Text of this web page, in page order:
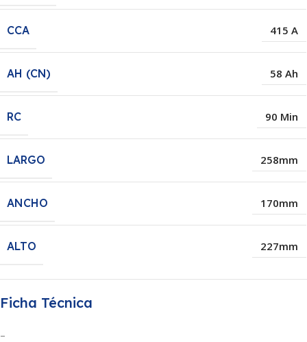
CCA 415 A
AH (CN) 58 Ah
RC 90 Min
LARGO 258mm
ANCHO 170mm
ALTO 227mm
Ficha Técnica
–